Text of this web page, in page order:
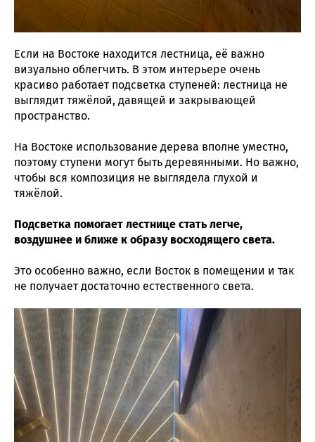
Если на Востоке находится лестница, её важно
визуально облегчить. В этом интерьере очень
красиво работает подсветка ступеней: лестница не
выглядит тяжёлой, давящей и закрывающей
пространство.
На Востоке использование дерева вполне уместно,
поэтому ступени могут быть деревянными. Но важно,
чтобы вся композиция не выглядела глухой и
тяжёлой.
Подсветка помогает лестнице стать легче,
воздушнее и ближе к образу восходящего света.
Это особенно важно, если Восток в помещении и так
не получает достаточно естественного света.